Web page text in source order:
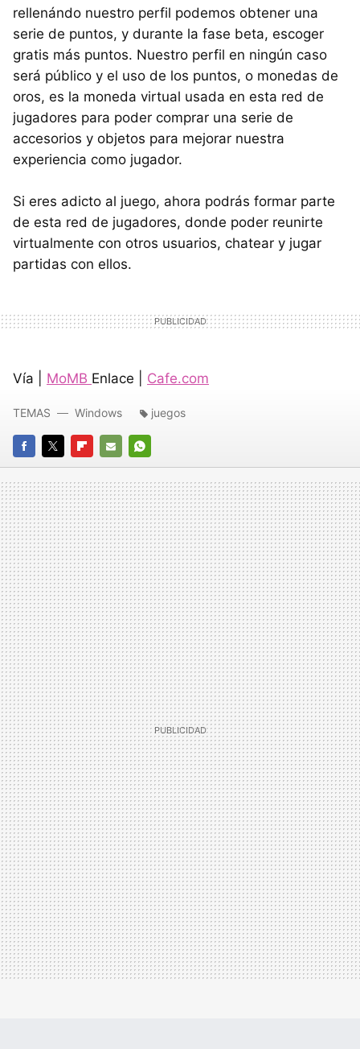
rellenándo nuestro perfil podemos obtener una
serie de puntos, y durante la fase beta, escoger
gratis más puntos. Nuestro perfil en ningún caso
será público y el uso de los puntos, o monedas de
oros, es la moneda virtual usada en esta red de
jugadores para poder comprar una serie de
accesorios y objetos para mejorar nuestra
experiencia como jugador.
Si eres adicto al juego, ahora podrás formar parte
de esta red de jugadores, donde poder reunirte
virtualmente con otros usuarios, chatear y jugar
partidas con ellos.
Vía | MoMB Enlace | Cafe.com
FACEBOOK
TWITTERFLIPBOARD
E-
MAIL
WHATSAPP
TEMAS Windows juegos